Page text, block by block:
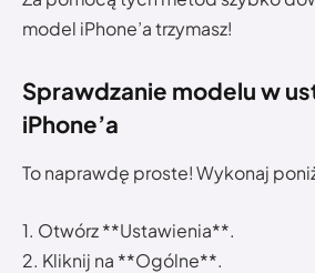
model iPhone’a trzymasz!
Sprawdzanie modelu w
iPhone’a
To naprawdę proste! Wykonaj
1. Otwórz **Ustawienia**.
2. Kliknij na **Ogólne**.